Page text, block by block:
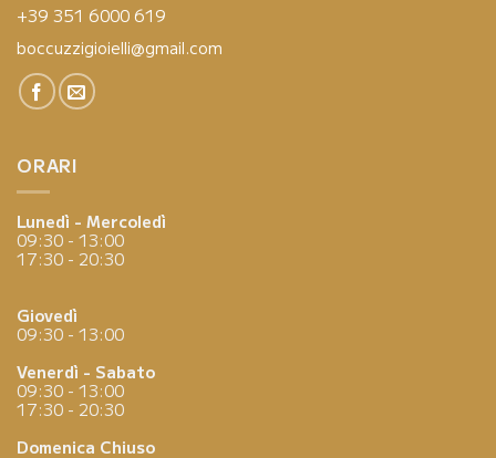
+39 351 6000 619
boccuzzigioielli@gmail.com
ORARI
Lunedì - Mercoledì
09:30 - 13:00
17:30 - 20:30
Giovedì
09:30 - 13:00
Venerdì - Sabato
09:30 - 13:00
17:30 - 20:30
Domenica Chiuso